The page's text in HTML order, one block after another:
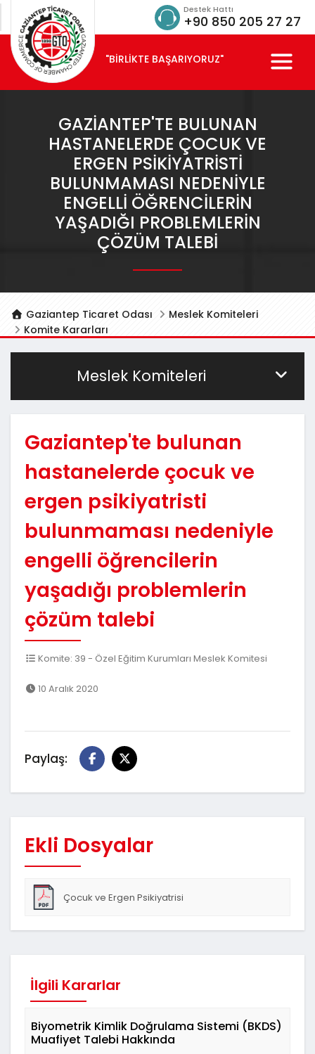
Destek Hattı
+90 850 205 27 27
"BİRLİKTE BAŞARIYORUZ"
GAZIANTEP'TE BULUNAN
HASTANELERDE ÇOCUK VE
ERGEN PSIKIYATRISTI
BULUNMAMASI NEDENIYLE
ENGELLI ÖĞRENCILERIN
YAŞADIĞI PROBLEMLERIN
ÇÖZÜM TALEBI
Gaziantep Ticaret Odası
Meslek Komiteleri
Komite Kararları
Meslek Komiteleri
Gaziantep'te bulunan
hastanelerde çocuk ve
ergen psikiyatristi
bulunmaması nedeniyle
engelli öğrencilerin
yaşadığı problemlerin
çözüm talebi
Komite: 39 - Özel Eğitim Kurumları Meslek Komitesi
10 Aralık 2020
Paylaş:
Ekli Dosyalar
Çocuk ve Ergen Psikiyatrisi
İlgili Kararlar
Biyometrik Kimlik Doğrulama Sistemi (BKDS)
Muafiyet Talebi Hakkında